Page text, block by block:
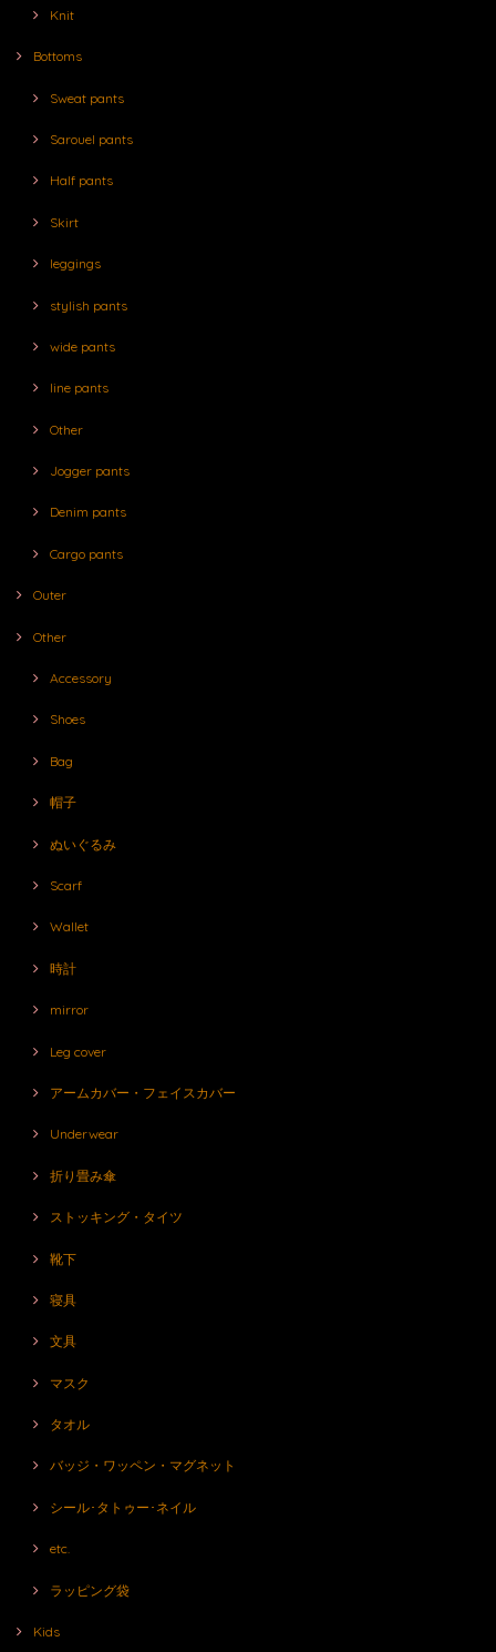
Knit
Bottoms
Sweat pants
Sarouel pants
Half pants
Skirt
leggings
stylish pants
wide pants
line pants
Other
Jogger pants
Denim pants
Cargo pants
Outer
Other
Accessory
Shoes
Bag
帽子
ぬいぐるみ
Scarf
Wallet
時計
mirror
Leg cover
アームカバー・フェイスカバー
Underwear
折り畳み傘
ストッキング・タイツ
靴下
寝具
文具
マスク
タオル
バッジ・ワッペン・マグネット
シール･タトゥー･ネイル
etc.
ラッピング袋
Kids